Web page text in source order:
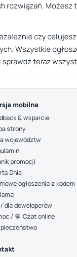
rozwiązań.
czy
Wszystkie
sprawdź teraz
mobilna
& wsparcie
strony
województw
promocji
Dnia
ogłoszenia z kodem
/ dla deweloperów
/ 💬 Czat online